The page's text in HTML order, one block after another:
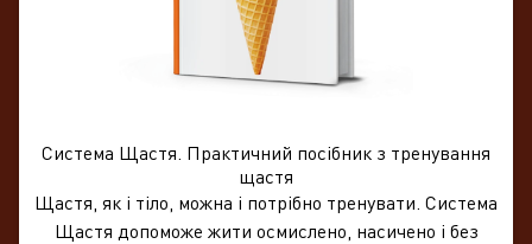
Система Щастя. Практичний посібник з тренування
щастя
Щастя, як і тіло, можна і потрібно тренувати. Система
Щастя допоможе жити осмислено, насичено і без